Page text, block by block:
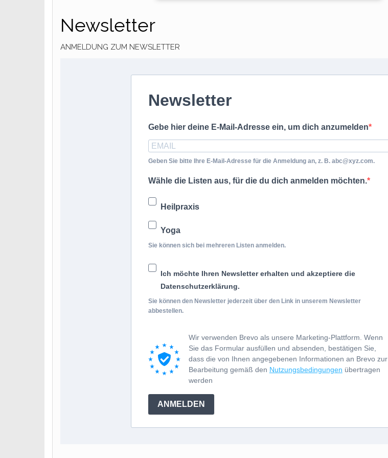
Newsletter
ANMELDUNG ZUM NEWSLETTER
Newsletter
Gebe hier deine E-Mail-Adresse ein, um dich anzumelden
Geben Sie bitte Ihre E-Mail-Adresse für die Anmeldung an, z. B. abc@xyz.com.
Wähle die Listen aus, für die du dich anmelden möchten.
Heilpraxis
Yoga
Sie können sich bei mehreren Listen anmelden.
Ich möchte Ihren Newsletter erhalten und akzeptiere die
Datenschutzerklärung.
Sie können den Newsletter jederzeit über den Link in unserem Newsletter
abbestellen.
Wir verwenden Brevo als unsere Marketing-Plattform. Wenn
Sie das Formular ausfüllen und absenden, bestätigen Sie,
dass die von Ihnen angegebenen Informationen an Brevo zur
Bearbeitung gemäß den Nutzungsbedingungen übertragen
werden
ANMELDEN